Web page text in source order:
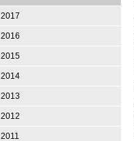
2017
2016
2015
2014
2013
2012
2011